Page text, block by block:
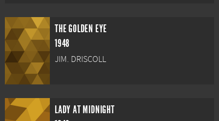
THE GOLDEN EYE
1948
JIM. DRISCOLL
LADY AT MIDNIGHT